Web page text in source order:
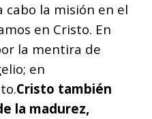
cabo la misión en el
en Cristo. En
la mentira de
en
Cristo también
la madurez,